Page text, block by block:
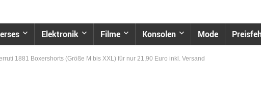
Elektronik Filme Konsolen Mode
1881 Boxershorts (Größe M bis XXL) für nur 21,90 Euro inkl. Versand